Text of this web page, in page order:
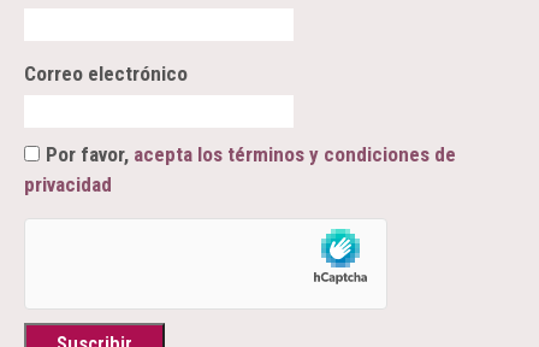
Correo electrónico
Por favor, acepta los términos y condiciones de
privacidad